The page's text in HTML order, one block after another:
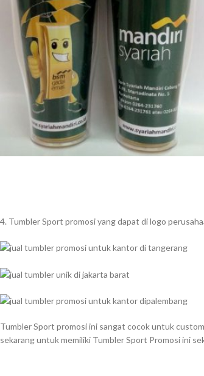
4. Tumbler Sport promosi yang dapat di logo
Tumbler Sport promosi ini sangat cocok untuk
sekarang untuk memiliki Tumbler Sport Promosi ini